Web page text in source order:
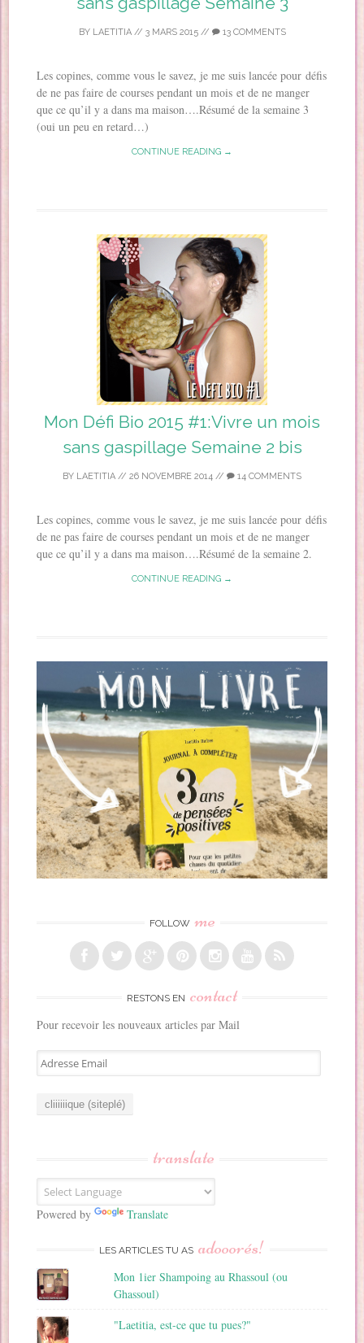
BY LAETITIA// 3 MARS 2015// 13 COMMENTS
Les copines, comme vous le savez, je me suis lancée pour défis
de ne pas faire de courses pendant un mois et de ne manger
que ce qu’il y a dans ma maison….Résumé de la semaine 3
(oui un peu en retard…)
CONTINUE READING →
Mon Défi Bio 2015 #1:Vivre un mois
sans gaspillage Semaine 2 bis
BY LAETITIA // 26 NOVEMBRE 2014 // 14 COMMENTS
Les copines, comme vous le savez, je me suis lancée pour défis
de ne pas faire de courses pendant un mois et de ne manger
que ce qu’il y a dans ma maison….Résumé de la semaine 2.
CONTINUE READING →
FOLLOW me
RESTONS EN contact
Pour recevoir les nouveaux articles par Mail
A
d
E
m
a
translate
Powered by Translate
LES ARTICLES TU AS adooorés!
Mon 1ier Shampoing au Rhassoul (ou
Ghassoul)
"Laetitia, est-ce que tu pues?"